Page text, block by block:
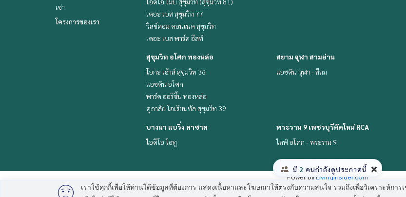
มี 2 คนกำลังดูประกาศนี้
เช่า
โครงการของเรา
เดอะ เบส สุขุมวิท 77
วิสซ์ดอม คอนเนค สุขุมวิท
เดอะ เบส พาร์ค อีสท์
สุขุมวิท อโศก ทองหล่อ
โอกะ เฮ้าส์ สุขุมวิท 36
แอชตัน อโศก
พาร์ค ออริจิ้น ทองหล่อ
ศุภาลัย โอเรียนทัล สุขุมวิท 39
สยาม จุฬา สามย่าน
แอชตัน จุฬา - สีลม
บางนา แบริ่ง ลาซาล
ไอดีโอ โอทู
พระราม 9 เพชรบุรีตัดใหม่ RCA
ไลฟ์ อโศก - พระราม 9
Power byLivinginsider.com
The Living Bangkok
เราใช้คุกกี้เพื่อให้ท่านได้ข้อมูลที่ต้องการ แสดงเนื้อหาและโฆษณาให้ตรงกับความสนใจ รวมถึงเพื่อวิเคราะห์การ